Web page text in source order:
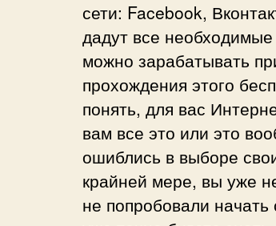
сети: Facebook,
дадут все
можно зарабатывать
прохождения этого
понять, для вас
вам все это или это
ошиблись в выборе
крайней мере, вы уже
не попробовали